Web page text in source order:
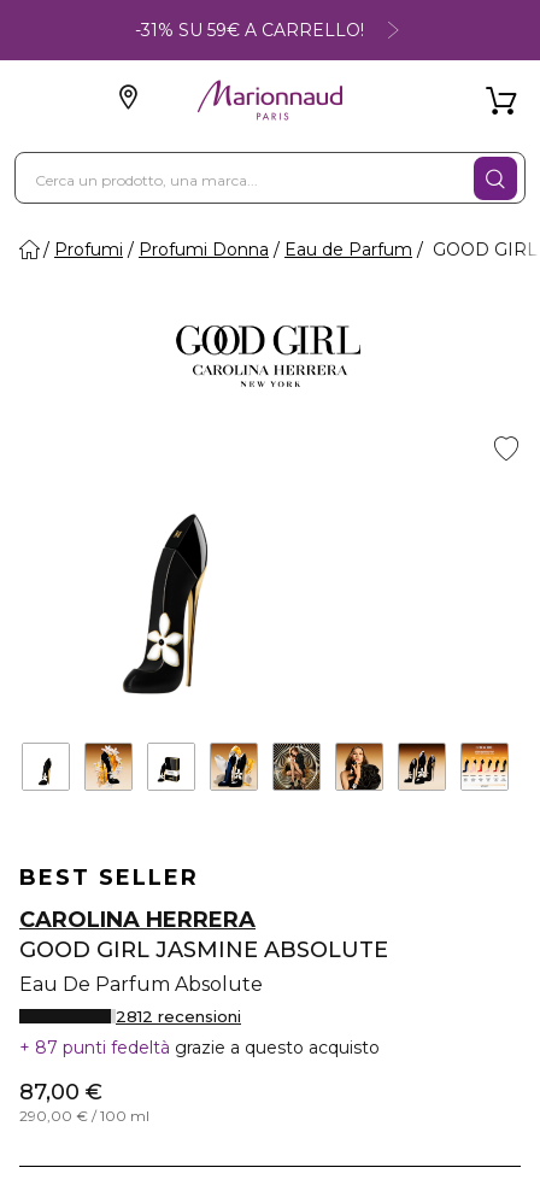
-31% SU 59€ A CARRELLO!
Profumi Profumi Donna Eau de Parfum GOOD
BEST SELLER
CAROLINA HERRERA
GOOD GIRL JASMINE ABSOLUTE
Eau De Parfum Absolute
2812 recensioni
87 punti fedeltà grazie a questo acquisto
87,00 €
290,00 € / 100 ml